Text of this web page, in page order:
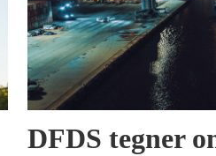
DFDS tegner